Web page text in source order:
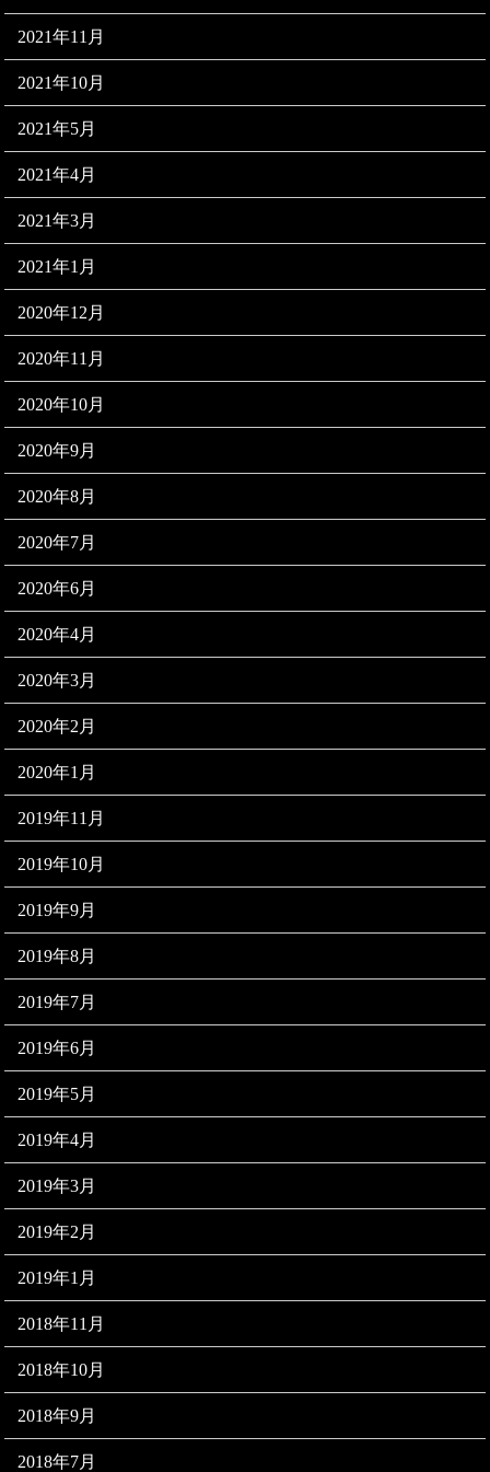
2021年11月
2021年10月
2021年5月
2021年4月
2021年3月
2021年1月
2020年12月
2020年11月
2020年10月
2020年9月
2020年8月
2020年7月
2020年6月
2020年4月
2020年3月
2020年2月
2020年1月
2019年11月
2019年10月
2019年9月
2019年8月
2019年7月
2019年6月
2019年5月
2019年4月
2019年3月
2019年2月
2019年1月
2018年11月
2018年10月
2018年9月
2018年7月